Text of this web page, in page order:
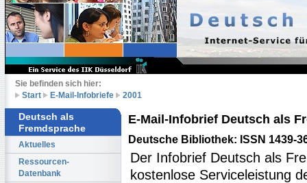
Sie befinden sich hier:
Start
E-Mail-Infobriefe 2001
Deutsch als
Fremdsprache
Aktuelles
Ressourcen-
Datenbank
E-Mail-Infobrief Deutsch als
Deutsche Bibliothek: ISSN 1439-
Der Infobrief Deutsch als
kostenlose Serviceleistung